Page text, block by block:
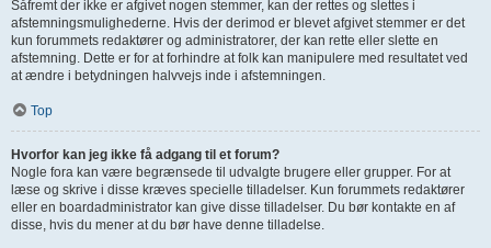
Såfremt der ikke er afgivet nogen stemmer, kan der rettes og slettes i
afstemningsmulighederne. Hvis der derimod er blevet afgivet stemmer er det
kun forummets redaktører og administratorer, der kan rette eller slette en
afstemning. Dette er for at forhindre at folk kan manipulere med resultatet ved
at ændre i betydningen halvvejs inde i afstemningen.
Top
Hvorfor kan jeg ikke få adgang til et forum?
Nogle fora kan være begrænsede til udvalgte brugere eller grupper. For at
læse og skrive i disse kræves specielle tilladelser. Kun forummets redaktører
eller en boardadministrator kan give disse tilladelser. Du bør kontakte en af
disse, hvis du mener at du bør have denne tilladelse.